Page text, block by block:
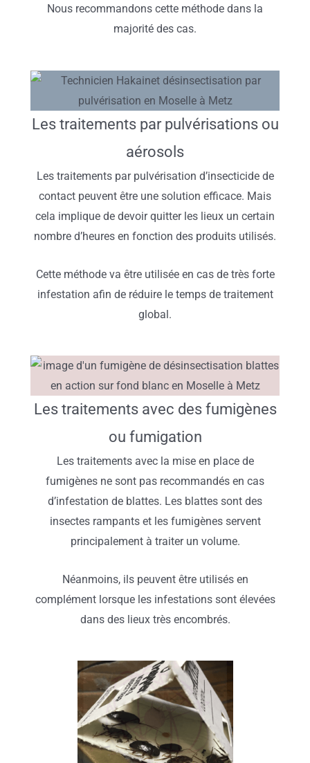
Nous recommandons cette méthode dans la
majorité des cas.
Les traitements par pulvérisations ou
aérosols
Les traitements par pulvérisation d’insecticide de
contact peuvent être une solution efficace. Mais
cela implique de devoir quitter les lieux un certain
nombre d’heures en fonction des produits utilisés.
Cette méthode va être utilisée en cas de très forte
infestation afin de réduire le temps de traitement
global.
Les traitements avec des fumigènes
ou fumigation
Les traitements avec la mise en place de
fumigènes ne sont pas recommandés en cas
d’infestation de blattes. Les blattes sont des
insectes rampants et les fumigènes servent
principalement à traiter un volume.
Néanmoins, ils peuvent être utilisés en
complément lorsque les infestations sont élevées
dans des lieux très encombrés.